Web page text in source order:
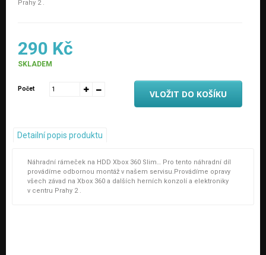
Prahy 2 .
290 Kč
SKLADEM
Počet VLOŽIT DO KOŠÍKU
Detailní popis produktu
Náhradní rámeček na HDD Xbox 360 Slim… Pro tento náhradní díl
provádíme odbornou montáž v našem servisu.Provádíme opravy
všech závad na Xbox 360 a dalších herních konzolí a elektroniky
v centru Prahy 2 .